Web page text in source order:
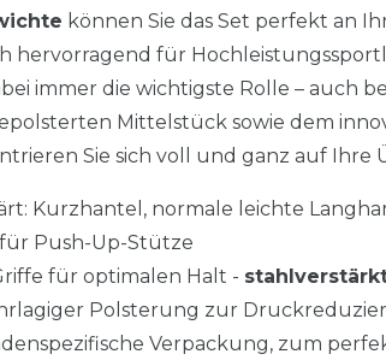
können Sie das Set perfekt an
hervorragend für
immer die wichtigste Rolle – auch
Mittelstück sowie dem
Sie sich voll und ganz auf Ihre
Kurzhantel, normale leichte
Push-Up-Stütze
für optimalen Halt -
Polsterung zur
Verpackung, zum